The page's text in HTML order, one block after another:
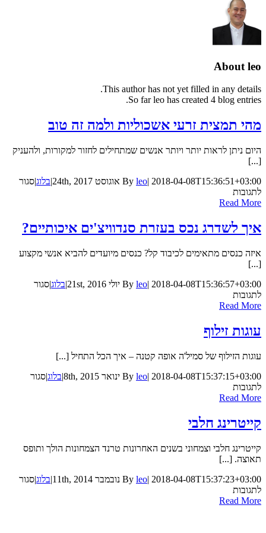
About leo
This author has not yet filled in any details.
So far leo has created 4 blog entries.
מהי תמצית זרעי אשכוליות ולמה זה טוב
היום ניתן לראות יותר ויותר אנשים שמתחילים לחזור למקורות, ולהעניק
[...]
By leo| 2018-04-08T15:36:51+03:00 אוגוסט 24th, 2017 |בלוג|סגור
לתגובות
מהי
זרעי
אשכוליות
זה
Read More
איך לשדרג נכס בעזרת סנדוויצ'ים איכותיים?
איזה כנסים מתאימים לכיבוד קל? כנסים מיועדים להביא אנשי מקצוע
[...]
By leo| 2018-04-08T15:36:57+03:00 יולי 21st, 2016 |בלוג|סגור
לתגובות
איך
נכס
בעזרת
איכותיים?
Read More
עוגות זילוף
עוגות הזילוף של סמיל'ה אופה קטנה – איך הכל התחיל [...]
By leo| 2018-04-08T15:37:15+03:00 ינואר 8th, 2015 |בלוג|סגור
לתגובות
עוגות
Read More
קייטרינג חלבי
קייטרינג חלבי וצמחוני בשנים האחרונות טרנד הצמחונות הולך ותופס
תאוצה. [...]
By leo| 2018-04-08T15:37:23+03:00 נובמבר 11th, 2014 |בלוג|סגור
לתגובות
קייטרינג
Read More